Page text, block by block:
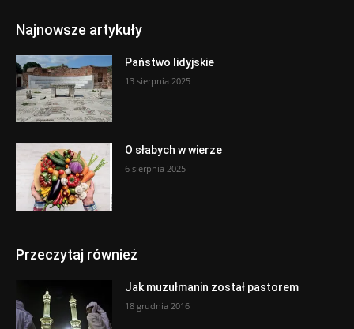
Najnowsze artykuły
Państwo lidyjskie
13 sierpnia 2025
O słabych w wierze
6 sierpnia 2025
Przeczytaj również
Jak muzułmanin został pastorem
18 grudnia 2016